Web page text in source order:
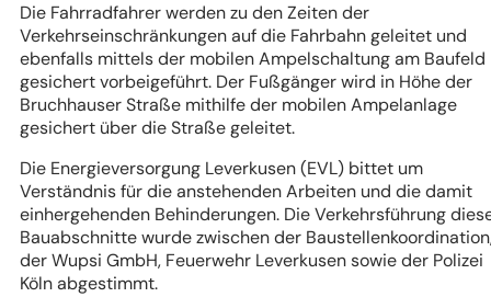
Die Fahrradfahrer werden zu den Zeiten der
Verkehrseinschränkungen auf die Fahrbahn geleitet und
ebenfalls mittels der mobilen Ampelschaltung am Baufeld
gesichert vorbeigeführt. Der Fußgänger wird in Höhe der
Bruchhauser Straße mithilfe der mobilen Ampelanlage
gesichert über die Straße geleitet.
Die Energieversorgung Leverkusen (EVL) bittet um
Verständnis für die anstehenden Arbeiten und die damit
einhergehenden Behinderungen. Die Verkehrsführung
Bauabschnitte wurde zwischen der
der Wupsi GmbH, Feuerwehr Leverkusen sowie der Polizei
Köln abgestimmt.